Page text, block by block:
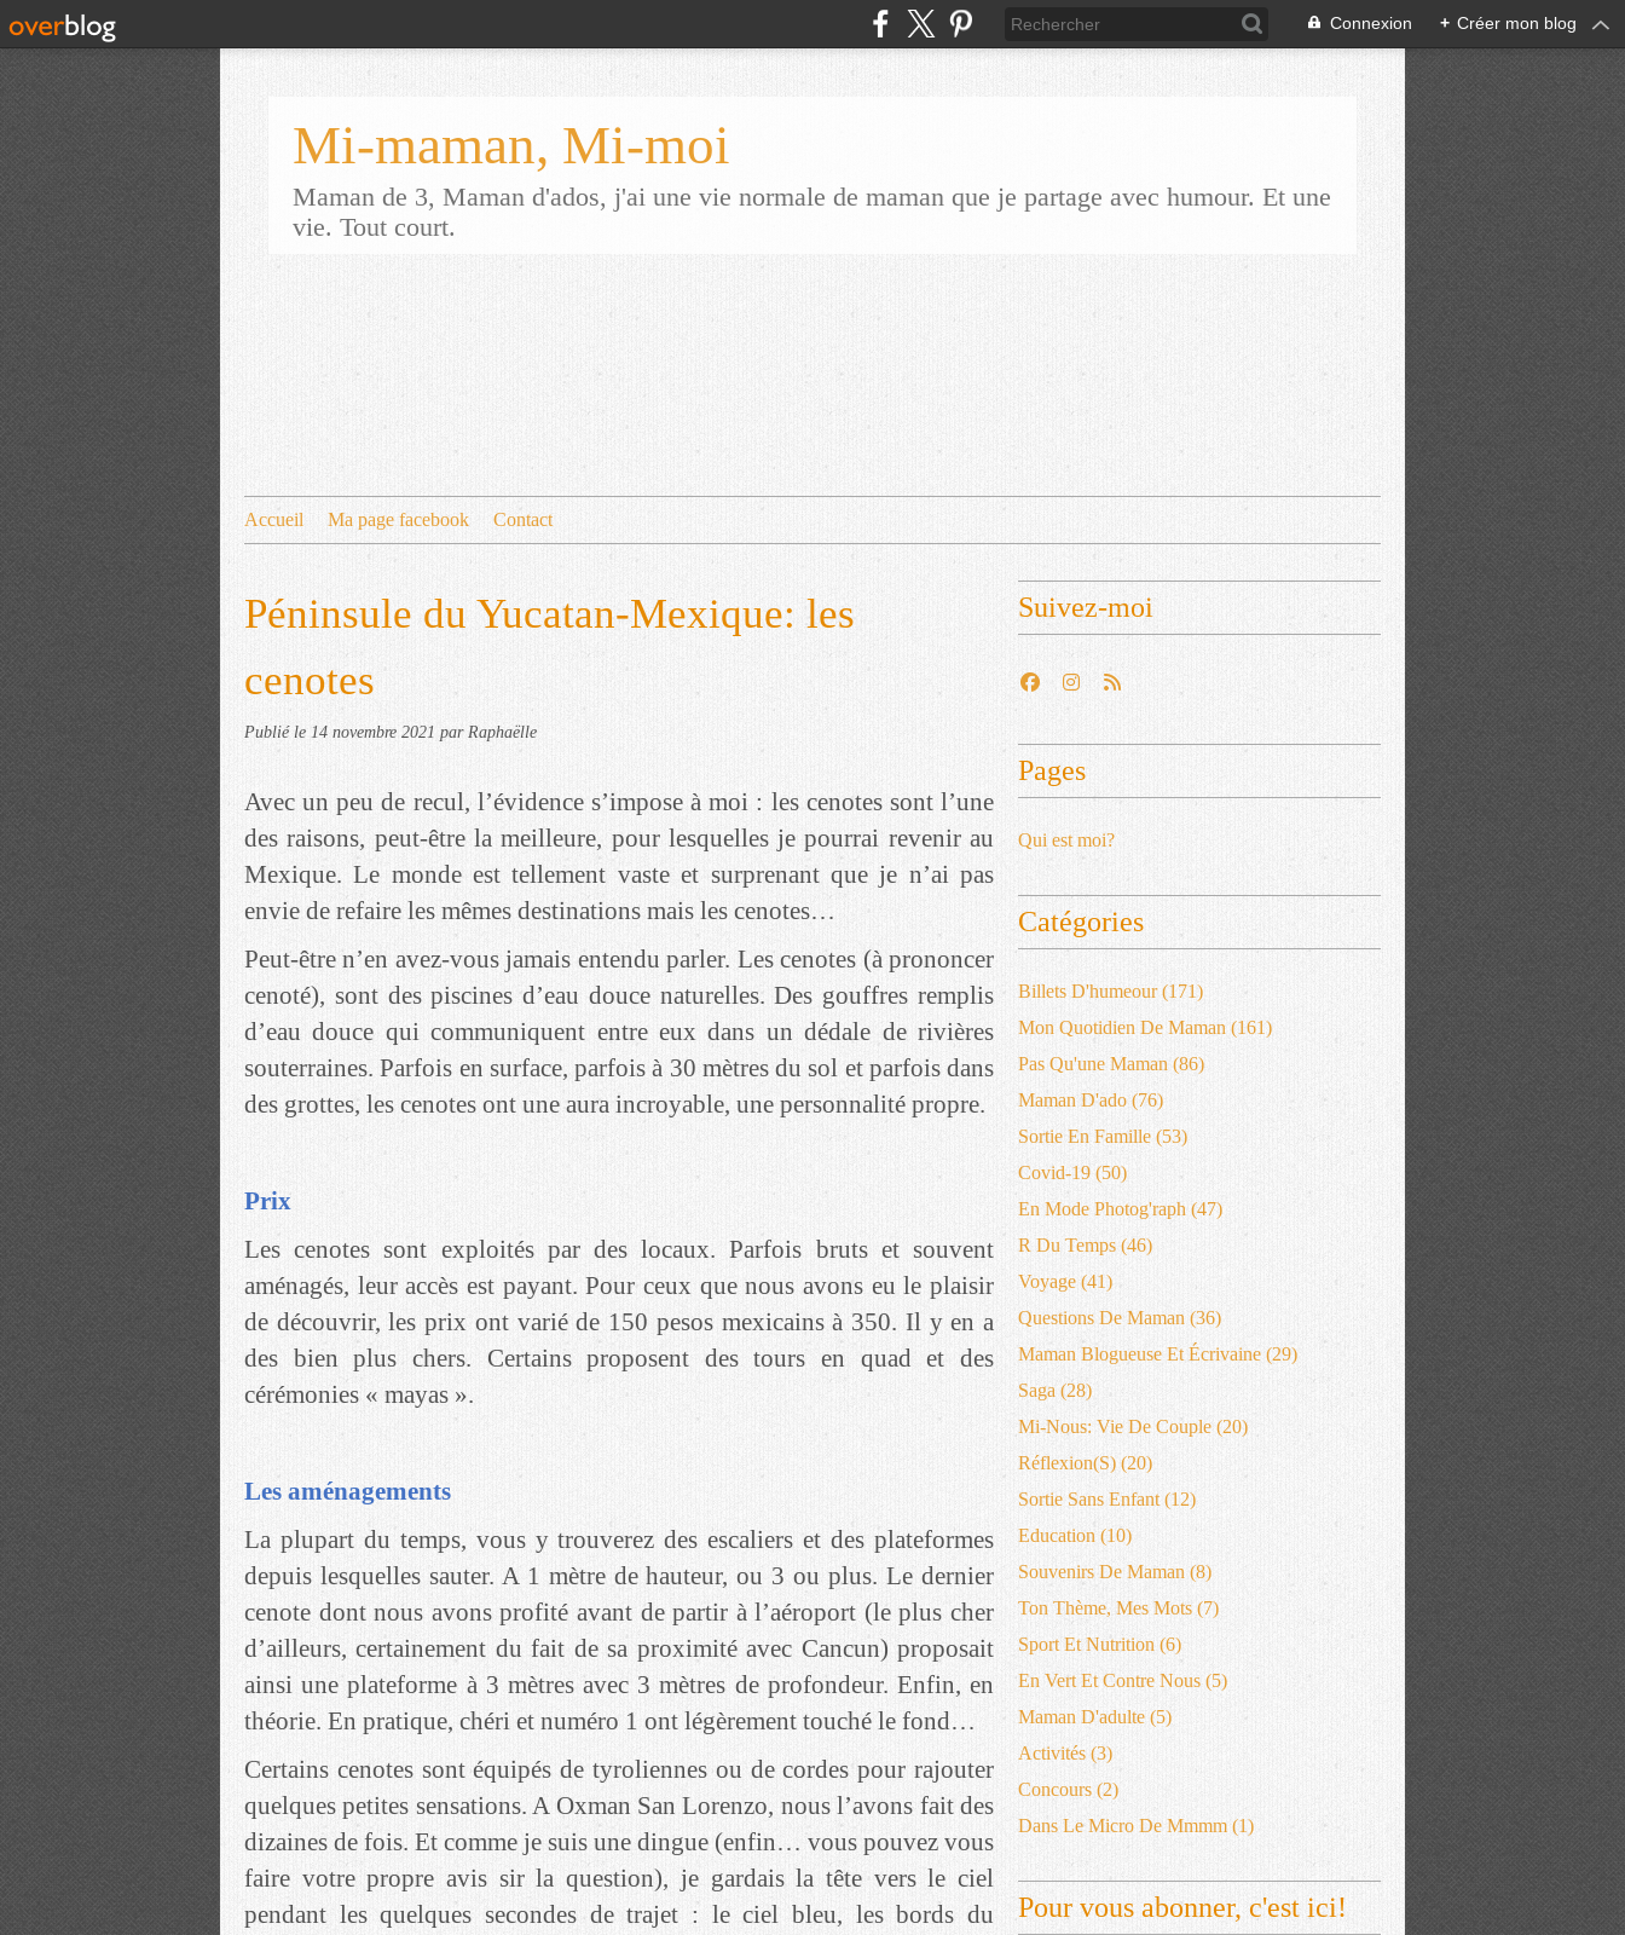
Connexion + Créer mon blog
Mi-maman, Mi-moi
Maman de 3, Maman d'ados, j'ai une vie normale de maman que je partage avec humour. Et une
vie. Tout court.
Accueil Ma page facebook Contact
Péninsule du Yucatan-Mexique: les
cenotes
Publié le 14 novembre 2021 par Raphaëlle
Avec un peu de recul, l’évidence s’impose à moi : les cenotes sont l’une
des raisons, peut-être la meilleure, pour lesquelles je pourrai revenir au
Mexique. Le monde est tellement vaste et surprenant que je n’ai pas
envie de refaire les mêmes destinations mais les cenotes…
Peut-être n’en avez-vous jamais entendu parler. Les cenotes (à prononcer
cenoté), sont des piscines d’eau douce naturelles. Des gouffres remplis
d’eau douce qui communiquent entre eux dans un dédale de rivières
souterraines. Parfois en surface, parfois à 30 mètres du sol et parfois dans
des grottes, les cenotes ont une aura incroyable, une personnalité propre.
Prix
Les cenotes sont exploités par des locaux. Parfois bruts et souvent
aménagés, leur accès est payant. Pour ceux que nous avons eu le plaisir
de découvrir, les prix ont varié de 150 pesos mexicains à 350. Il y en a
des bien plus chers. Certains proposent des tours en quad et des
cérémonies « mayas ».
Les aménagements
La plupart du temps, vous y trouverez des escaliers et des plateformes
depuis lesquelles sauter. A 1 mètre de hauteur, ou 3 ou plus. Le dernier
cenote dont nous avons profité avant de partir à l’aéroport (le plus cher
d’ailleurs, certainement du fait de sa proximité avec Cancun) proposait
ainsi une plateforme à 3 mètres avec 3 mètres de profondeur. Enfin, en
théorie. En pratique, chéri et numéro 1 ont légèrement touché le fond…
Certains cenotes sont équipés de tyroliennes ou de cordes pour rajouter
quelques petites sensations. A Oxman San Lorenzo, nous l’avons fait des
dizaines de fois. Et comme je suis une dingue (enfin… vous pouvez vous
faire votre propre avis sir la question), je gardais la tête vers le ciel
pendant les quelques secondes de trajet : le ciel bleu, les bords du
Suivez-moi
Pages
Qui est moi?
Catégories
Billets D'humeour(171)
Mon Quotidien De Maman (161)
Pas Qu'une Maman (86)
Maman D'ado (76)
Sortie En Famille (53)
Covid-19 (50)
En Mode Photog'raph (47)
R Du Temps (46)
Voyage (41)
Questions De Maman (36)
Maman Blogueuse Et Écrivaine (29)
Saga (28)
Mi-Nous: Vie De Couple (20)
Réflexion(s) (20)
Sortie Sans Enfant (12)
Education (10)
Souvenirs De Maman (8)
Ton Thème, Mes Mots (7)
Sport Et Nutrition (6)
En Vert Et Contre Nous (5)
Maman D'adulte (5)
Activités (3)
Concours (2)
Dans Le Micro De Mmmm (1)
Pour vous abonner, c'est ici!